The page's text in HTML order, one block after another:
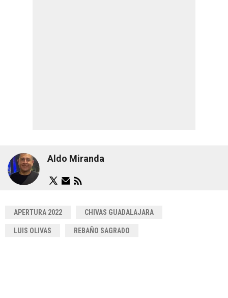
Aldo Miranda
APERTURA 2022 CHIVAS GUADALAJARA
LUIS OLIVAS REBAÑO SAGRADO